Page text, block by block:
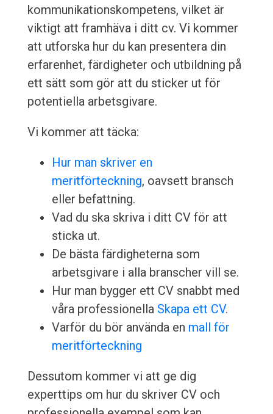
kommunikationskompetens, vilket är
viktigt att framhäva i ditt cv. Vi kommer
att utforska hur du kan presentera din
erfarenhet, färdigheter och utbildning på
ett sätt som gör att du sticker ut för
potentiella arbetsgivare.
Vi kommer att täcka:
Hur man skriver en
meritförteckning, oavsett bransch
eller befattning.
Vad du ska skriva i ditt CV för att
sticka ut.
De bästa färdigheterna som
arbetsgivare i alla branscher vill se.
Hur man bygger ett CV snabbt med
våra professionella Skapa ett CV.
Varför du bör använda en mall för
meritförteckning
Dessutom kommer vi att ge dig
experttips om hur du skriver CV och